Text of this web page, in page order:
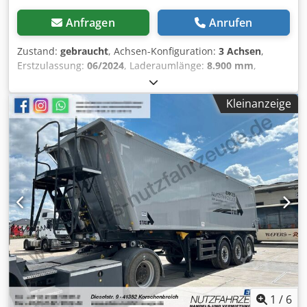
Liftachse am Auflieger / Anhänger, Vorbereitung
Fleetboard, Zusatzheizung (Wasser) Weitere Ausstattung:
Abgasnorm EURO 6, ABS abschaltbar, Achskonfiguration:
4x2, Achslast Vorderachse 7,5 t, Anhängersteckdose 24V /
15-polig, Arbeitsscheinwerfer, Arocs, Auspuffendrohr zur
Fahrzeugmitte, Außenspiegel elektr. verstell- und heizbar,
Differentialsperre Hinterachse, Druckluftanschluss im
Fahrerhaus, Druckluftbehälter Stahl, Drucklufteinheit
mittel, Fahrerhaus: Breite 2,30 m, Fahrerhaus:
Fahrerhauseinstieg beweglich, Fahrerhaus:
Kippeinrichtung hydraulisch, Fahrerhaus: L StreamSpace,
Fahrerhausboden mit Motortunnel 170 mm, Federung:
Blatt / Luft, Federung: Vorderfedern 7,5 t, 3 Blatt,
Fensterheber elektrisch, Generator 100 A, Getriebe 12-
Gang - Typ: G 211-12, Harnstofftank (AdBlue): 60 Ltr.,
Hinterachse Tellerrad 440, Info-Display 10,4 cm,
Innenraumfilter: Pollenfilter, Karosserie/Aufbau:
Sattelzugmaschine, Karosserievariante: Standard,
Komfortliege unten, Komfortschließanlage, Kotflügel 3-
teilig, Lenkhelfpumpe ungeregelt, Luftansaugung von vorn,
Anfragen Anrufen
Zustand: gebraucht, Achsen-Konfiguration: 3 Achsen,
Erstzulassung: 06/2024, Laderaumlänge: 8.900 mm,
, Laderaumhöhe:
Laderaumvolumen:49 m³, Fahrgestell light Ausführung In
Alu(15-6-12) Zwei vollautomatisch verschweißte I-
Längsträger mit verschweißten Querträgern. Chassisbreite
1.600 mm Achsen und Aufhängung Scheibenbremse 430
mm "off Road Version" JOST (ex DCA) Achsaggregate 3 x 9 t
mit Luftfederung, Luftbälgein Zentralanordnung zum
Chassislängsträger, 1. Achse liftbar mit Anfahrhilfe und
manueller Zwangsabsenkung, Smart Board Infocenter,
Heben-Senkventil, BVA-Bremsverschleißanzeige Bereifung
und Räder 6 Räder mit Reifen der Größe 385/65 R 22,5 ca.
60 % mit Stahl Felgen 11.75 x 22.5 ET 120,UNI-Rad Bolzen f.
Alufelgen Königszapfen 2"- eingeschraubt in eine 8 mm
starke Platte "light" Sattelstützen ützwinden mit zwei
Geschwindigkeiten, 2x 20to Stützlast für Luftfederung
verwenden wir Schwenkfüße Bremsanlage nach E.E.G.
Kleinanzeige
1 / 6